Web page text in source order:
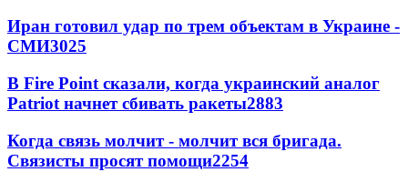
Иран готовил удар по трем объектам в Украине -
СМИ3025
В Fire Point сказали, когда украинский аналог
Patriot начнет сбивать ракеты2883
Когда связь молчит - молчит вся бригада.
Связисты просят помощи2254